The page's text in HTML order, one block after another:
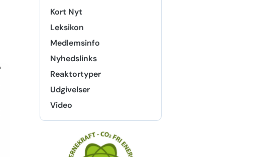
Kort Nyt
Leksikon
Medlemsinfo
Nyhedslinks
Reaktortyper
Udgivelser
Video